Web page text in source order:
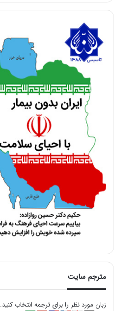
مترجم سایت
زبان مورد نظر را برای ترجمه انتخاب کنید. Please Choice Your Language :